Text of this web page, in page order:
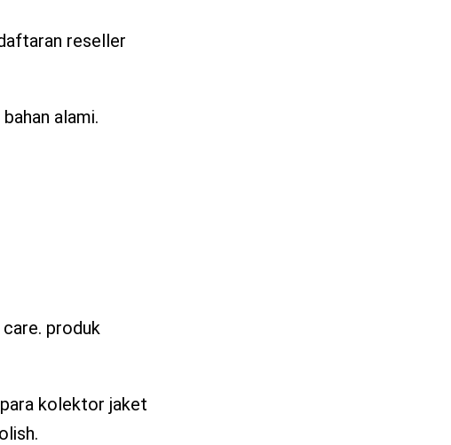
reseller
alami.
produk
kolektor jaket